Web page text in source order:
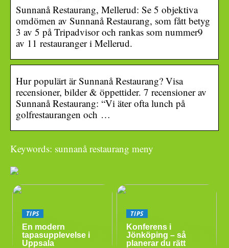
Sunnanå Restaurang, Mellerud: Se 5 objektiva
omdömen av Sunnanå Restaurang, som fått betyg
3 av 5 på Tripadvisor och rankas som nummer9
av 11 restauranger i Mellerud.
Hur populärt är Sunnanå Restaurang? Visa
recensioner, bilder & öppettider. 7 recensioner av
Sunnanå Restaurang: “Vi äter ofta lunch på
golfrestaurangen och …
Keywords: sunnanå restaurang meny
TIPS
En modern
tapasupplevelse i
Uppsala
TIPS
Konferens i
Jönköping – så
planerar du rätt